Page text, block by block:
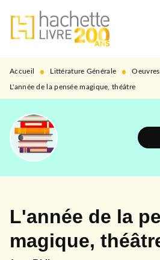
MENU RECHERCHE
PIED DE PAGE
Accueil • Littérature Générale •
L'année de la pensée magique, théâtre
L'année de la
magique,